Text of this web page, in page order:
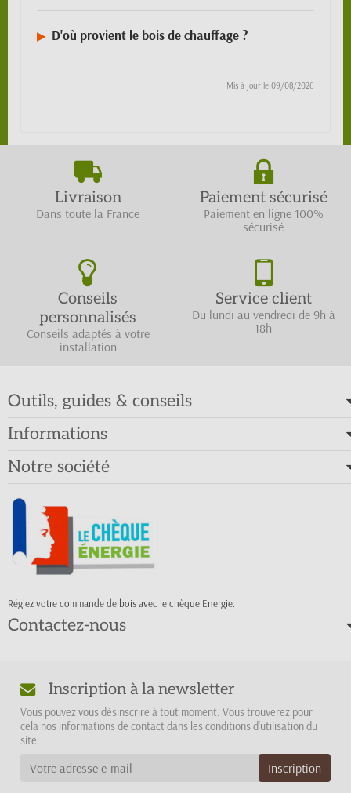
D'où provient le bois de chauffage ?
Mis à jour le 09/08/2026
Livraison
Dans toute la France
Paiement sécurisé
Paiement en ligne 100%
sécurisé
Conseils
personnalisés
Conseils adaptés à votre
installation
Service client
Du lundi au vendredi de 9h à
18h
Outils, guides & conseils
Informations
Notre société
Réglez votre commande de bois avec le chèque Energie.
Contactez-nous
Inscription à la newsletter
Vous pouvez vous désinscrire à tout moment. Vous trouverez pour
cela nos informations de contact dans les conditions d'utilisation du
site.